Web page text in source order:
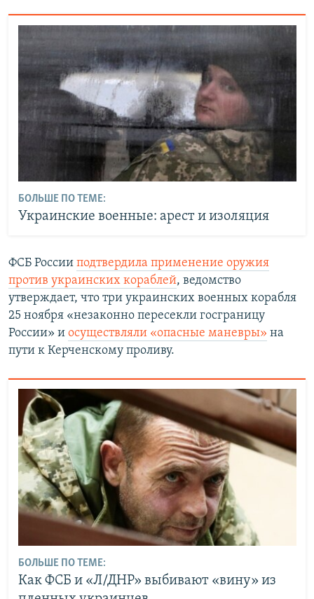
БОЛЬШЕ ПО ТЕМЕ:
Украинские военные: арест и изоляция
ФСБ России подтвердила применение оружия
против украинских кораблей, ведомство
утверждает, что три украинских военных корабля
25 ноября «незаконно пересекли госграницу
России» и осуществляли «опасные маневры» на
пути к Керченскому проливу.
БОЛЬШЕ ПО ТЕМЕ:
Как ФСБ и «Л/ДНР» выбивают «вину» из